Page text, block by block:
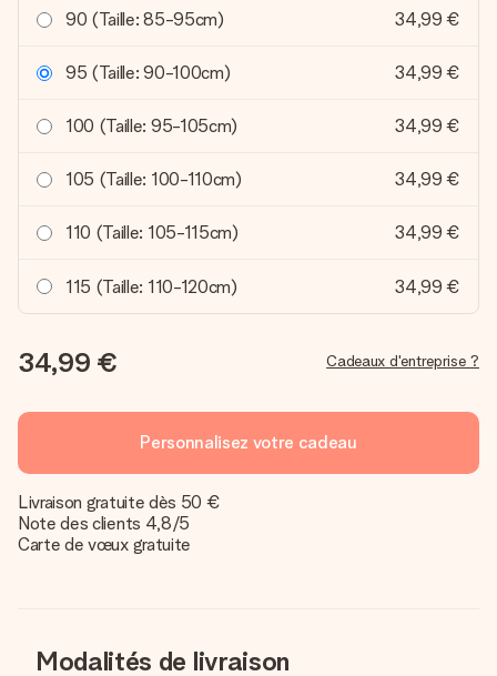
90 (Taille: 85-95cm) 34,99 €
95 (Taille: 90-100cm) 34,99 €
100 (Taille: 95-105cm) 34,99 €
105 (Taille: 100-110cm) 34,99 €
110 (Taille: 105-115cm) 34,99 €
115 (Taille: 110-120cm) 34,99 €
34,99 € Cadeaux d'entreprise ?
Personnalisez votre cadeau
Livraison gratuite dès 50 €
Note des clients 4,8/5
Carte de vœux gratuite
Modalités de livraison